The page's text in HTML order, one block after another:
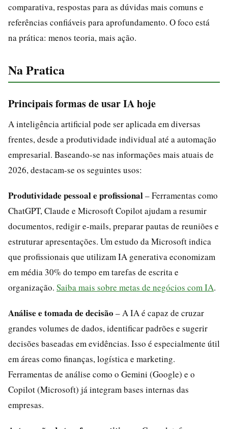
comparativa, respostas para as dúvidas mais comuns e
referências confiáveis para aprofundamento. O foco está
na prática: menos teoria, mais ação.
Na Pratica
Principais formas de usar IA hoje
A inteligência artificial pode ser aplicada em diversas
frentes, desde a produtividade individual até a automação
empresarial. Baseando-se nas informações mais atuais de
2026, destacam-se os seguintes usos:
Produtividade pessoal e profissional– Ferramentas como
ChatGPT, Claude e Microsoft Copilot ajudam a resumir
documentos, redigir e-mails, preparar pautas de reuniões e
estruturar apresentações. Um estudo da Microsoft indica
que profissionais que utilizam IA generativa economizam
em média 30% do tempo em tarefas de escrita e
organização. Saiba mais sobre metas de negócios com IA.
Análise e tomada de decisão – A IA é capaz de cruzar
grandes volumes de dados, identificar padrões e sugerir
decisões baseadas em evidências. Isso é especialmente útil
em áreas como finanças, logística e marketing.
Ferramentas de análise como o Gemini (Google) e o
Copilot (Microsoft) já integram bases internas das
empresas.